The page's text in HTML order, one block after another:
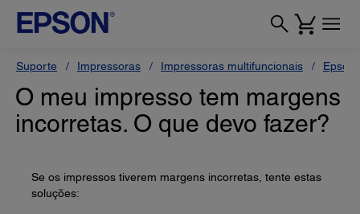
Suporte Impressoras Impressoras multifuncionais Epson
O meu impresso tem margens
incorretas. O que devo fazer?
Se os impressos tiverem margens incorretas, tente estas
soluções: